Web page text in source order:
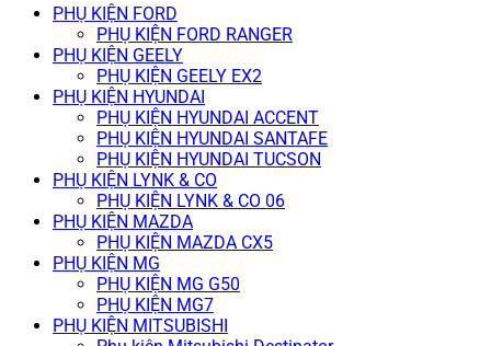
PHỤ KIỆN FORD
PHỤ KIỆN FORD RANGER
PHỤ KIỆN GEELY
PHỤ KIỆN GEELY EX2
PHỤ KIỆN HYUNDAI
PHỤ KIỆN HYUNDAI ACCENT
PHỤ KIỆN HYUNDAI SANTAFE
PHỤ KIỆN HYUNDAI TUCSON
PHỤ KIỆN LYNK & CO
PHỤ KIỆN LYNK & CO 06
PHỤ KIỆN MAZDA
PHỤ KIỆN MAZDA CX5
PHỤ KIỆN MG
PHỤ KIỆN MG G50
PHỤ KIỆN MG7
PHỤ KIỆN MITSUBISHI